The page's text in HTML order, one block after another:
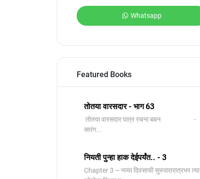
Whatsapp
Featured Books
तोतया वारसदार - भाग 63
तोतया वारसदार पात्र रचना बबन -
सारंग...
नियती पुन्हा हाक देईपर्यंत.. - 3
Chapter 3 – नव्या दिवसाची सुरुवातरात्रभर त्या